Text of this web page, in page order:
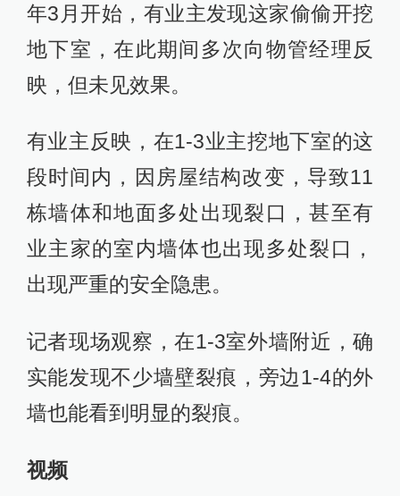
年3月开始，有业主发现这家偷偷开挖
地下室，在此期间多次向物管经理反
映，但未见效果。
有业主反映，在1-3业主挖地下室的这
段时间内，因房屋结构改变，导致11
栋墙体和地面多处出现裂口，甚至有
业主家的室内墙体也出现多处裂口，
出现严重的安全隐患。
记者现场观察，在1-3室外墙附近，确
实能发现不少墙壁裂痕，旁边1-4的外
墙也能看到明显的裂痕。
视频